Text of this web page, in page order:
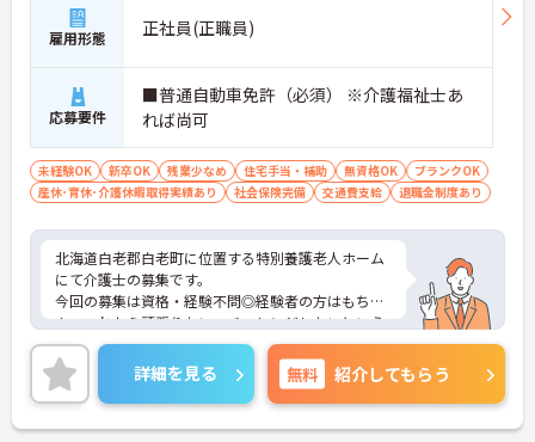
雇用形態 正社員(正職員)
応募要件
■普通自動車免許（必須） ※介護福祉士あ
れば尚可
未経験OK 新卒OK 残業少なめ 住宅手当・補助 無資格OK
ブランクOK
産休･育休･介護休暇取得実績あり
社会保険完備 交通費支給 退職金制度あり
北海道白老郡白老町に位置する特別養護老人ホーム
にて介護士の募集です。
今回の募集は資格・経験不問◎経験者の方はもちろ
ん、これから頑張りたい、チャレンジしたいという
方にもオススメの求人です◎
残業少なめなので出勤日でもプライベートの時間を
確保して頂けますよ★
また福利厚生が整っていますので、安心してご就業
していただけます。
詳細を見る 無料 紹介してもらう